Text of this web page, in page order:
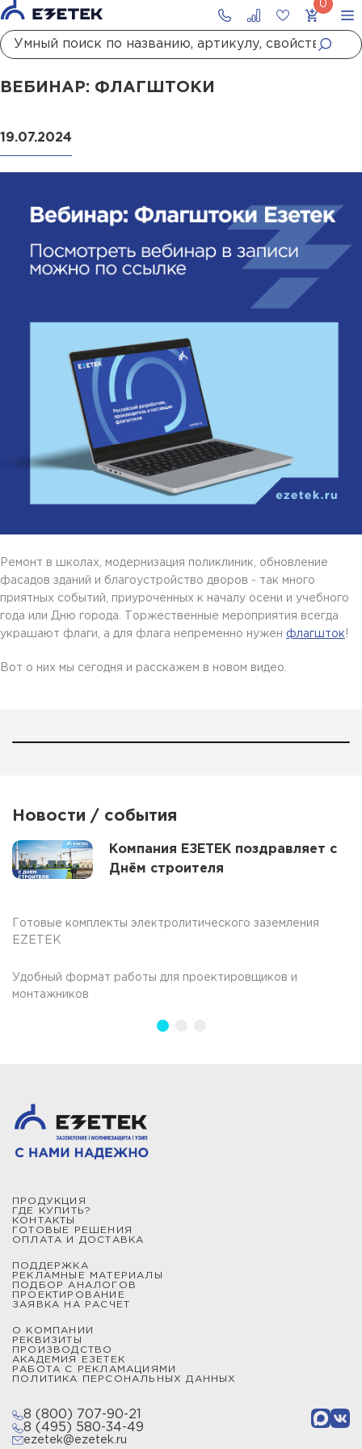
ГлавнаяНовости Вебинар: Флагштоки
ВЕБИНАР: ФЛАГШТОКИ
19.07.2024
Ремонт в школах, модернизация поликлиник, обновление
фасадов зданий и благоустройство дворов - так много
приятных событий, приуроченных к началу осени и учебного
года или Дню города. Торжественные мероприятия всегда
украшают флаги, а для флага непременно нужен флагшток !
Вот о них мы сегодня и расскажем в новом видео.
Новости / события
Компания ЕЗЕТЕК поздравляет с
Днём строителя
Готовые комплекты электролитического заземления
EZETEK
Удобный формат работы для проектировщиков и
монтажников
ПРОДУКЦИЯ
ГДЕ КУПИТЬ?
КОНТАКТЫ
ГОТОВЫЕ РЕШЕНИЯ
ОПЛАТА И ДОСТАВКА
ПОДДЕРЖКА
РЕКЛАМНЫЕ МАТЕРИАЛЫ
ПОДБОР АНАЛОГОВ
ПРОЕКТИРОВАНИЕ
ЗАЯВКА НА РАСЧЕТ
О КОМПАНИИ
РЕКВИЗИТЫ
ПРОИЗВОДСТВО
АКАДЕМИЯ ЕЗЕТЕК
РАБОТА С РЕКЛАМАЦИЯМИ
ПОЛИТИКА ПЕРСОНАЛЬНЫХ ДАННЫХ
8 (800) 707-90-21
8 (495) 580-34-49
ezetek@ezetek.ru